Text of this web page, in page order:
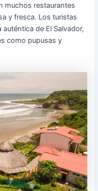
muchos restaurantes
y fresca. Los turistas
de El Salvador,
como pupusas y